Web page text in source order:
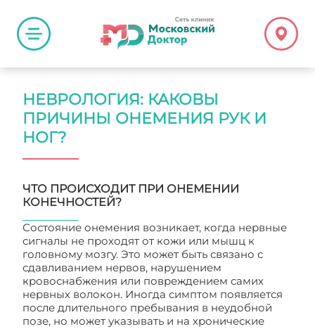
НЕВРОЛОГИЯ: КАКОВЫ
ПРИЧИНЫ ОНЕМЕНИЯ РУК И
НОГ?
ЧТО ПРОИСХОДИТ ПРИ ОНЕМЕНИИ
КОНЕЧНОСТЕЙ?
Состояние онемения возникает, когда нервные
сигналы не проходят от кожи или мышц к
головному мозгу. Это может быть связано с
сдавливанием нервов, нарушением
кровоснабжения или повреждением самих
нервных волокон. Иногда симптом появляется
после длительного пребывания в неудобной
позе, но может указывать и на хронические